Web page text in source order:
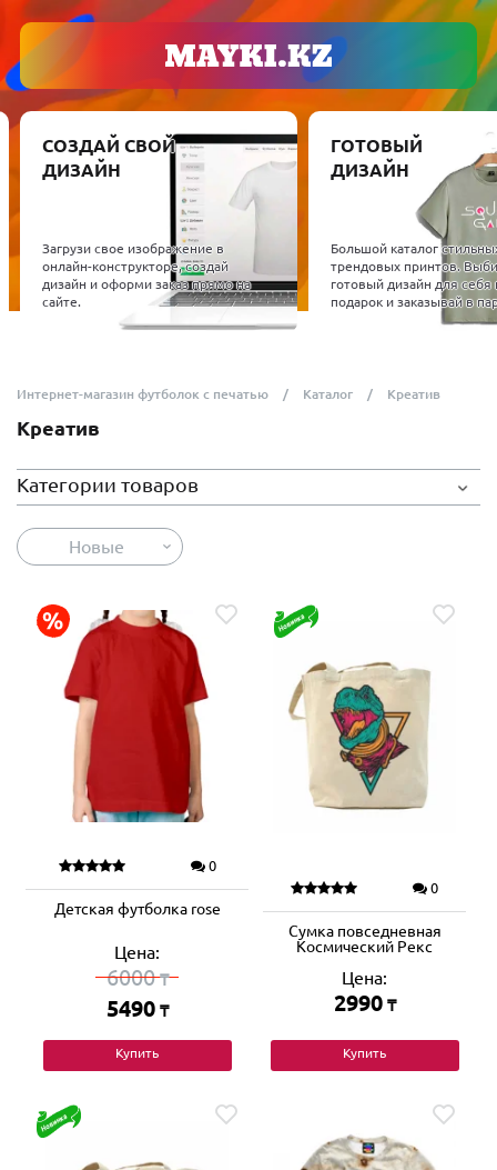
СОЗДАЙ СВОЙ
ДИЗАЙН
Загрузи свое изображение в
онлайн-конструкторе, создай
дизайн и оформи заказ прямо на
сайте.
ГОТОВЫЙ
ДИЗАЙН
Большой каталог стильных
трендовых принтов.
готовый дизайн для себя
подарок и заказывай в
Интернет-магазин футболок с печатью Каталог Креатив
Креатив
Категории товаров
Новые
0
Детская футболка rose
Цена:
6000₸
5490 ₸
Купить
0
Сумка повседневная
Космический Рекс
Цена:
2990 ₸
Купить